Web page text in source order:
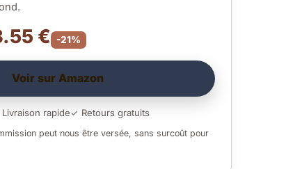
€ -21%
Voir sur Amazon
rapide✓ Retours gratuits
peut nous être versée, sans surcoût pour